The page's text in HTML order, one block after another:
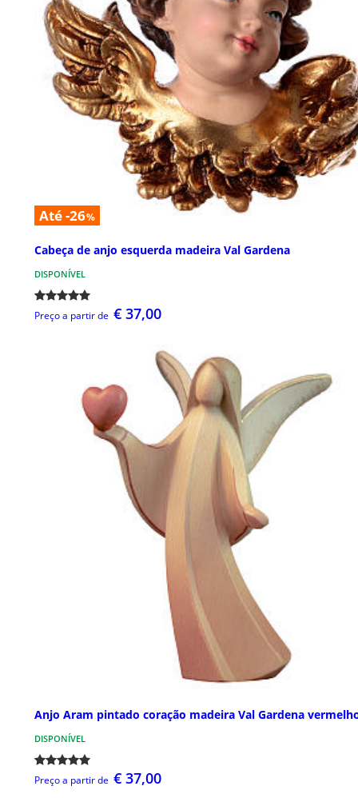
Até -26%
Cabeça de anjo esquerda madeira Val Gardena
DISPONÍVEL
Preço a partir de € 37,00
Anjo Aram pintado coração madeira Val Gardena
DISPONÍVEL
Preço a partir de € 37,00